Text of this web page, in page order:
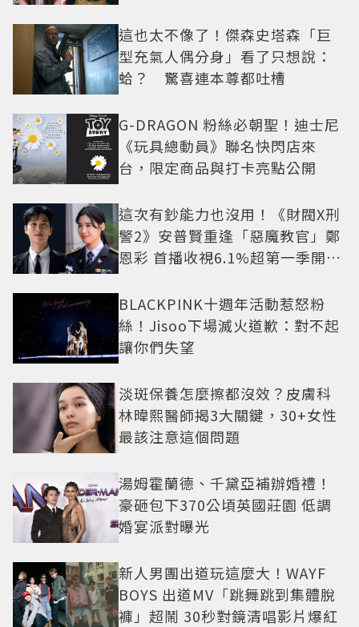
這也太不像了！傑森史塔森「巨
型充氣人偶分身」看了只想說：
蛤？ 驚喜連本尊都吐槽
G-DRAGON 粉絲必朝聖！迪士尼
《玩具總動員》聯名快閃店來
台，限定商品與打卡亮點公開
這次有鈔能力也沒用！《財閥X刑
警2》安普賢重逢「惡魔教官」鄭
恩彩 首播收視6.1%超第一季開紅
BLACKPINK十週年活動惹怒粉
絲！Jisoo下場滅火道歉：對不起
讓你們失望
淡斑保養怎麼擦都沒效？皮膚科
林暐熙醫師揭3大關鍵，30+女性
最該注意這個問題
湯姆霍蘭德、千黛亞補辦婚禮！
豪砸包下370公頃英國莊園 低調
婚宴派對曝光
新人男團出道玩這麼大！WAYF
BOYS 出道MV「跳舞跳到集體脫
褲」超鬧 30秒對鏡清唱影片爆紅